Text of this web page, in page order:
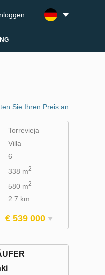
Sie Ihren Preis an
Torrevieja
Villa
6
338 m2
580 m2
2.7 km
€ 539 000